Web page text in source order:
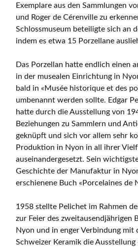
Exemplare aus den Sammlungen
und Roger de Cérenville zu
Schlossmuseum beteiligte sich an
indem es etwa 15 Porzellane
Das Porzellan hatte endlich einen
in der musealen Einrichtung in
bald in «Musée historique et des
umbenannt werden sollte. Edgar
hatte durch die Ausstellung von
Beziehungen zu Sammlern und
geknüpft und sich vor allem sehr
Produktion in Nyon in all ihrer
auseinandergesetzt. Sein
Geschichte der Manufaktur in
erschienene Buch «Porcelaines de
1958 stellte Pelichet im Rahmen
zur Feier des zweitausendjährigen
Nyon und in enger Verbindung mit
Schweizer Keramik die Ausstellung